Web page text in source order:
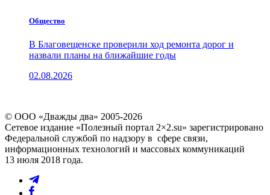
Общество
В Благовещенске проверили ход ремонта дорог и
назвали планы на ближайшие годы
02.08.2026
© ООО «Дважды два» 2005-2026
Сетевое издание «Полезный портал 2×2.su» зарегистрировано
Федеральной службой по надзору в сфере связи,
информационных технологий и массовых коммуникаций
13 июля 2018 года.